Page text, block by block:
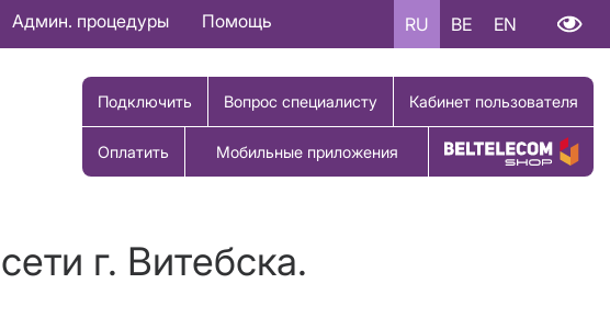
Админ. процедуры Помощь RU BE EN
Подключить Вопрос специалисту Кабинет пользователя
Оплатить Мобильные приложения Купить товар
г. Витебска.